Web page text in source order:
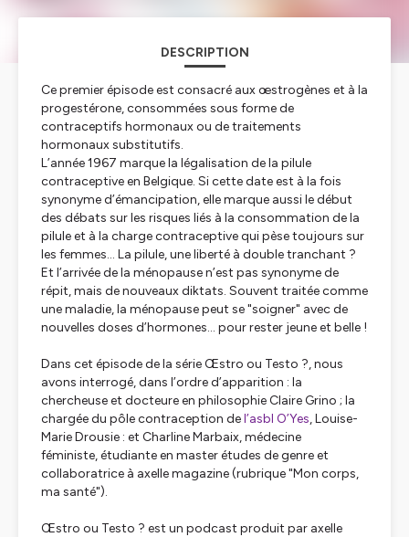
DESCRIPTION
Ce premier épisode est consacré aux œstrogènes et à la
progestérone, consommées sous forme de
contraceptifs hormonaux ou de traitements
hormonaux substitutifs.
L’année 1967 marque la légalisation de la pilule
contraceptive en Belgique. Si cette date est à la fois
synonyme d’émancipation, elle marque aussi le début
des débats sur les risques liés à la consommation de la
pilule et à la charge contraceptive qui pèse toujours sur
les femmes… La pilule, une liberté à double tranchant ?
Et l’arrivée de la ménopause n’est pas synonyme de
répit, mais de nouveaux diktats. Souvent traitée comme
une maladie, la ménopause peut se "soigner" avec de
nouvelles doses d’hormones… pour rester jeune et belle !
Dans cet épisode de la série Œstro ou Testo ?, nous
avons interrogé, dans l’ordre d’apparition : la
chercheuse et docteure en philosophie Claire Grino ; la
chargée du pôle contraception del’asbl O’Yes, Louise-
Marie Drousie : et Charline Marbaix, médecine
féministe, étudiante en master études de genre et
collaboratrice à axellemagazine (rubrique "Mon corps,
ma santé").
Œstro ou Testo ? est un podcast produit par axelle